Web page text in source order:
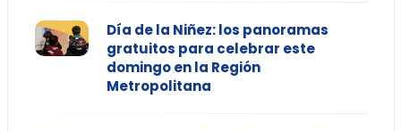
Día de la Niñez: los panoramas
gratuitos para celebrar este
domingo en la Región
Metropolitana